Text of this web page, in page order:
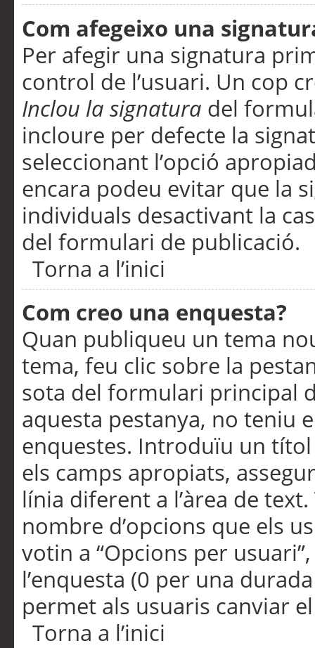
Com afegeixo una
Per afegir una signatura
control de l’usuari. Un cop
Inclou la signatura del
incloure per defecte la
seleccionant l’opció
encara podeu evitar que la
individuals desactivant la
del formulari de publicació.
Torna a l’inici
Com creo una enquesta?
Quan publiqueu un tema
tema, feu clic sobre la
sota del formulari principal
aquesta pestanya, no teniu
enquestes. Introduïu un
els camps apropiats,
línia diferent a l’àrea de
nombre d’opcions que els
votin a “Opcions per
l’enquesta (0 per una
permet als usuaris canviar
Torna a l’inici